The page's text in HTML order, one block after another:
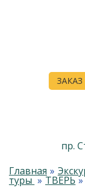
пр.
Главная
туры ТВЕРЬ